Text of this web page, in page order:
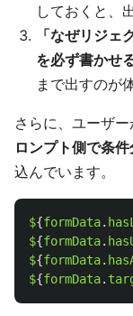
しておくと、
「なぜリジェ
を必ず書かせ
まで出すのが
さらに、ユーザ
ロンプト側で条
込んでいます。
${formData.
${formData.
${formData.
${formData.